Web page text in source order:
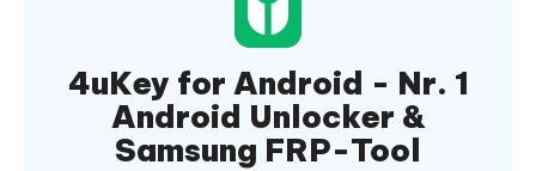
4uKey for Android - Nr. 1
Android Unlocker &
Samsung FRP-Tool